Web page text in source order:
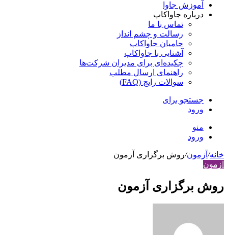
آموزش جاوا
درباره جاواکاپ
تماس با ما
رسالت و چشم انداز
حامیان جاواکاپ
آشنایی با جاواکاپ
چکیده‌ای برای مدیران شرکت‌ها
راهنمای ارسال مطلب
سوالات رایج (FAQ)
جستجو برای
ورود
منو
ورود
خانه/ آزمون/روش برگزاری آزمون
آزمون
روش برگزاری آزمون